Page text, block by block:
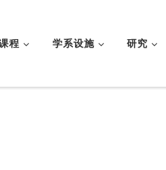
程 学系设施 研究